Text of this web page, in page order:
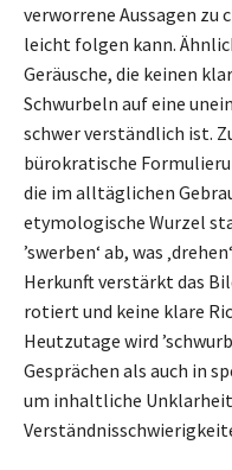
verworrene Aussagen zu
leicht folgen kann.
Geräusche, die keinen
Schwurbeln auf eine
schwer verständlich ist.
bürokratische
die im alltäglichen
etymologische Wurzel
’swerben‘ ab, was
Herkunft verstärkt das
rotiert und keine klare
Heutzutage wird
Gesprächen als auch in
um inhaltliche